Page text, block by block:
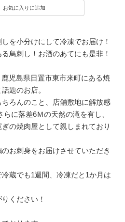
お気に入りに追加
を小分けにして冷凍でお届け！
鳥刺し！お酒のあてにも是非！
児島県日置市東市来町にある焼
題のお店。
ろんのこと、店舗敷地に解放感
に落差6Ｍの天然の滝を有し、
の焼肉屋として親しまれており
お刺身をお届けさせていただき
蔵でも1週間、冷凍だと1か月は
ください！